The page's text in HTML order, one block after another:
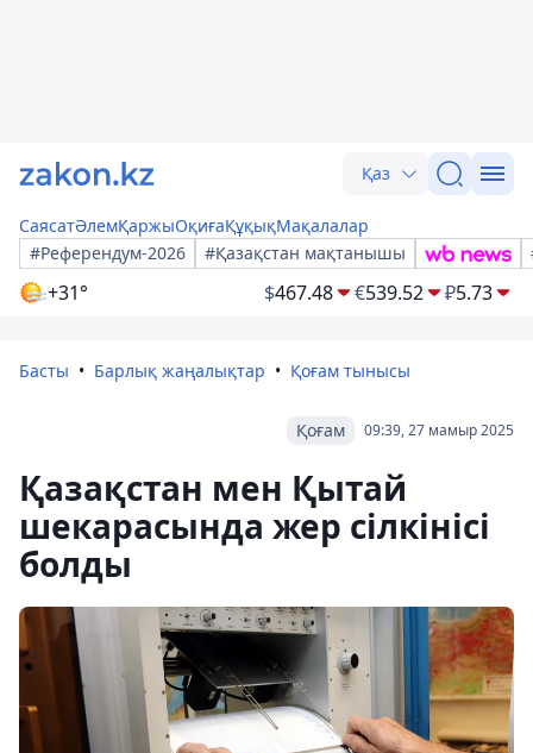
Қаз
СаясатӘлемҚаржыОқиғаҚұқықМақалалар
#Референдум-2026
#Қазақстан мақтанышы
+31° $467.48 €539.52 ₽5.73
Басты Барлық жаңалықтар Қоғам тынысы
09:39, 27 мамыр 2025
Қоғам
Қазақстан мен Қытай
шекарасында жер сілкінісі
болды